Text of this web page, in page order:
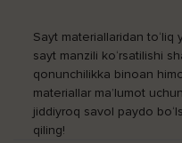
Sayt materiallaridan
sayt manzili ko‘rsatilishi
qonunchilikka binoan
materiallar ma’lumot
jiddiyroq savol paydo
qiling!